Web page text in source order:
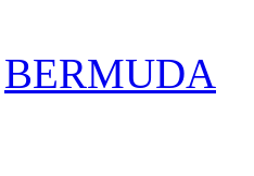
BERMUDA